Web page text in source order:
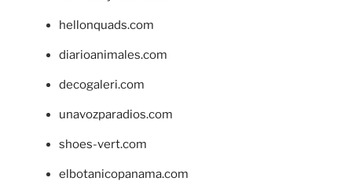
hellonquads.com
diarioanimales.com
decogaleri.com
unavozparadios.com
shoes-vert.com
elbotanicopanama.com